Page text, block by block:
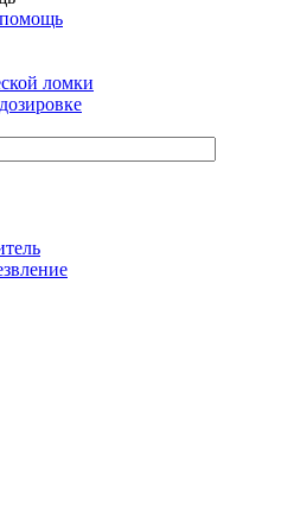
помощь
ломки